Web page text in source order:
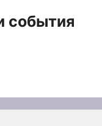
события